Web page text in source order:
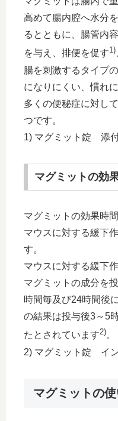
高めて腸内腔へ水分
るとともに、腸管内
を与え、排便を促す1)
腸を刺激するタイプ
になりにくい、慣れ
多くの便秘症に対し
つです。
1) マグミット錠 添
マグミットの効
マグミットの効果時
マウスに対する緩下
す。
マウスに対する緩下
マグミットの成分を
時間毎及び24時間後
の結果は投与後3～5
たとされています2)。
2) マグミット錠 イ
マグミットの